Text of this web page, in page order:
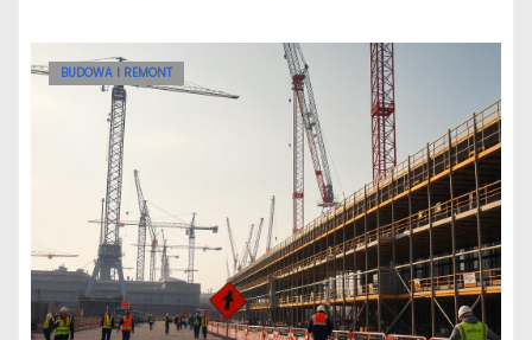
BUDOWA I REMONT